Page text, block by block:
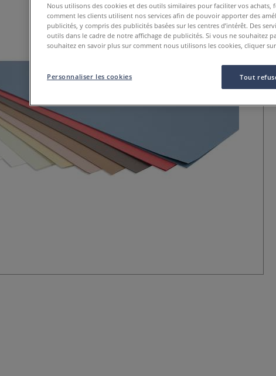
Nous utilisons des cookies et des outils similaires pour faciliter vos
comment les clients utilisent nos services afin de pouvoir apporter des
publicités, y compris des publicités basées sur les centres d’intérêt. Des
outils dans le cadre de notre affichage de publicités. Si vous ne souhaitez
souhaitez en savoir plus sur comment nous utilisons les cookies, cliquer
Tout
Personnaliser les cookies